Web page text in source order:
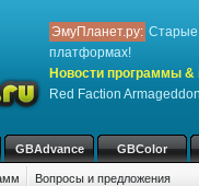
ЭмуПланет.ру: Старые
платформах!
Новости программы &
Red Faction
GBAdvance GBColor
Вопросы и предложения